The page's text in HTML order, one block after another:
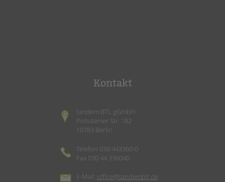
Kontakt
tandem BTL gGmbH
Potsdamer Str. 182
10783 Berlin
Telefon 030 443360-0
Fax 030 44 336040
E-Mail: office@tandembtl.de